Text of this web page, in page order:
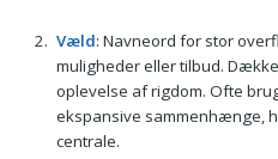
Væld: Navneord for stor
muligheder eller tilbud.
oplevelse af rigdom. Ofte
ekspansive sammenhænge,
centrale.